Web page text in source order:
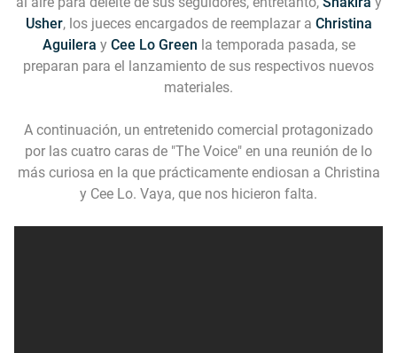
Usher, los jueces encargados de reemplazar a Christina
Aguilera y Cee Lo Green la temporada pasada, se
preparan para el lanzamiento de sus respectivos nuevos
materiales.
A continuación, un entretenido comercial protagonizado
por las cuatro caras de "The Voice" en una reunión de lo
más curiosa en la que prácticamente endiosan a Christina
y Cee Lo. Vaya, que nos hicieron falta.